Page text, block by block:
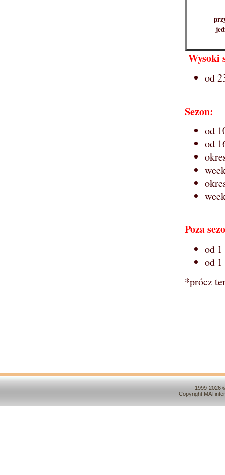
Wysoki
od
Sezon:
od
od
Poza
od
od
*prócz
1999-2026
Copyright